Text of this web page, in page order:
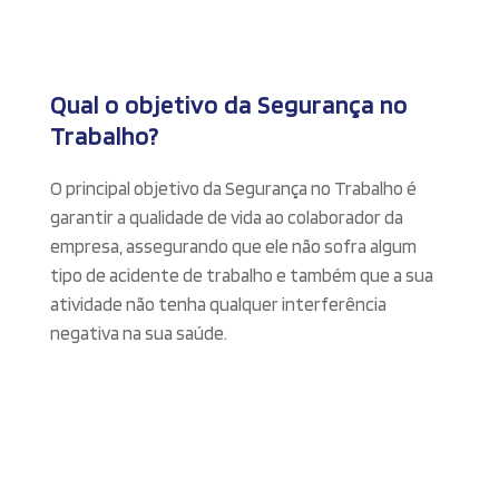
Qual o objetivo da Segurança no
Trabalho?
O principal objetivo da Segurança no Trabalho é
garantir a qualidade de vida ao colaborador da
empresa, assegurando que ele não sofra algum
tipo de acidente de trabalho e também que a sua
atividade não tenha qualquer interferência
negativa na sua saúde.